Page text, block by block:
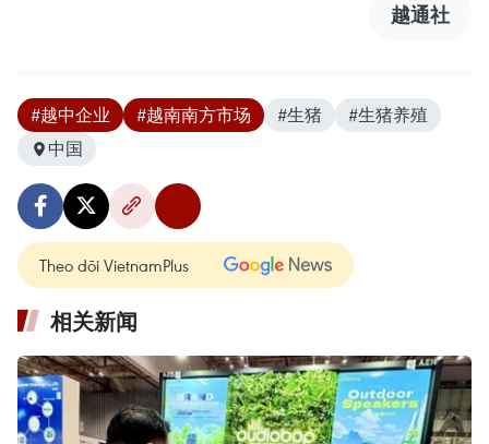
越通社
#越中企业 #越南南方市场 #生猪
#生猪养殖
中国
Theo dõi VietnamPlus
相关新闻